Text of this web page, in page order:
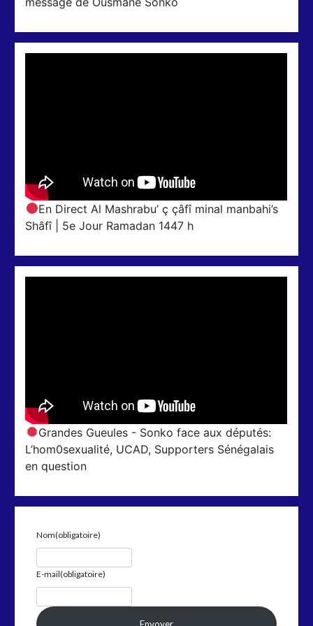
En Direct Al Mashrabu’ ç çâfî minal manbahi’s
Shâfî | 5e Jour Ramadan 1447 h
Grandes Gueules - Sonko face aux députés:
L’hom0sexualité, UCAD, Supporters Sénégalais
en question
Nom(obligatoire)
E-mail(obligatoire)
Envoyer